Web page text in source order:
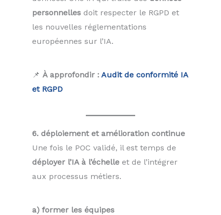
personnelles doit respecter le RGPD et
les nouvelles réglementations
européennes sur l’IA.
📌 À approfondir : Audit de conformité IA
et RGPD
6. déploiement et amélioration continue
Une fois le POC validé, il est temps de
déployer l’IA à l’échelle et de l’intégrer
aux processus métiers.
a) former les équipes